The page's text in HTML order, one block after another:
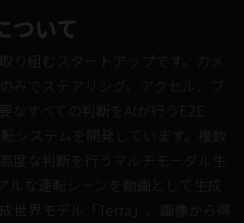
ついて
り組むスタートアップです。カメ
みでステアリング、アクセル、ブ
なすべての判断をAIが行うE2E
システムを開発しています。複数
度な判断を行うマルチモーダル生
ルな運転シーンを動画として生成
世界モデル「
Terra 」、画像から得